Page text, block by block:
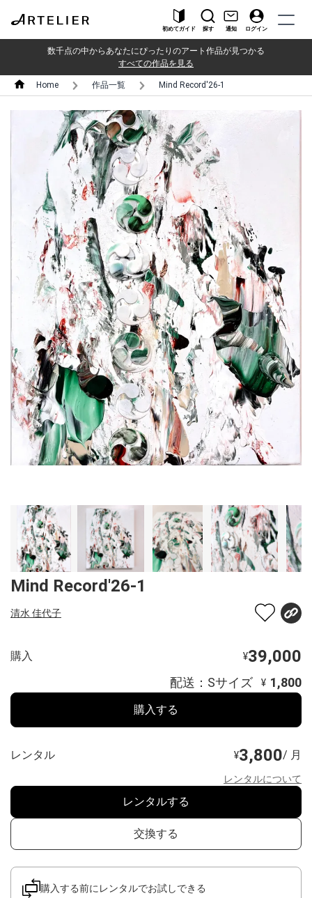
初めてガイド 探す 通知 ログイン
数千点の中からあなたにぴったりのアート作品が見つかる
すべての作品を見る
Home 作品一覧 Mind Record'26-1
Mind Record'26-1
清水 佳代子
購入 ¥39,000
配送：Sサイズ ¥ 1,800
購入する
レンタル ¥3,800/ 月
レンタルについて
レンタルする
交換する
購入する前にレンタルでお試しできる